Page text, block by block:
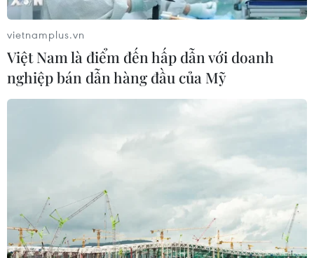
Ceuta
05/08/2026 00:37
Nga và Ukraine tiếp tục tấn
công qua lại, thương vong không
Pháp ghi nhận tháng 7 nóng nhất
trong lịch sử
04/08/2026 15:17
vietnamplus.vn
Việt Nam là điểm đến hấp dẫn với doanh
nghiệp bán dẫn hàng đầu của Mỹ